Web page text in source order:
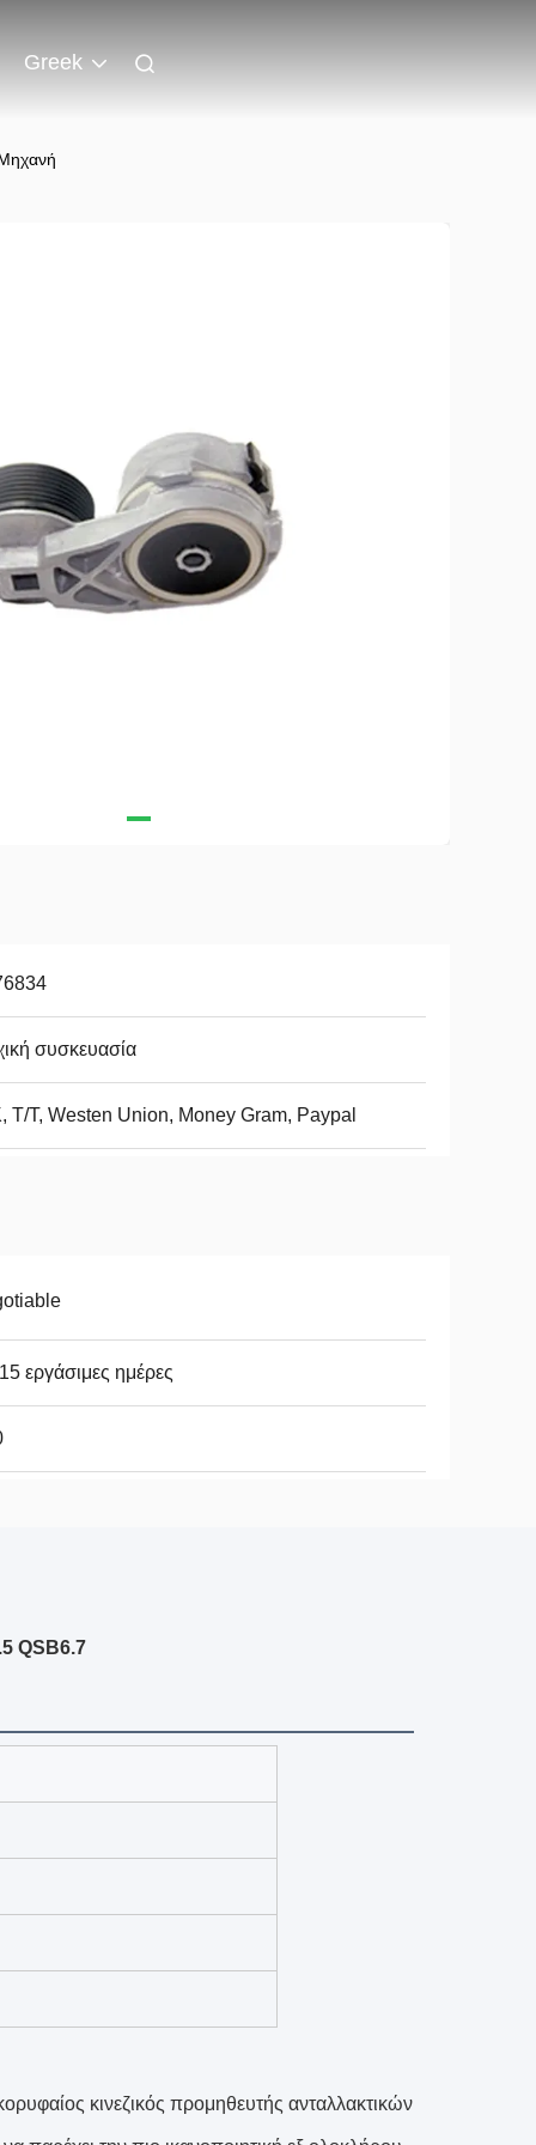
Greek
συσκευασία
Τ/Τ, Westen Union, Money Gram, Paypal
εργάσιμες ημέρες
QSB6.7
κινεζικός προμηθευτής ανταλλακτικών